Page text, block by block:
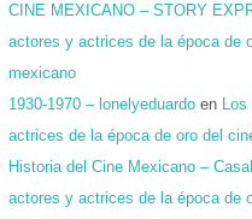
CINE MEXICANO – STORY
actores y actrices de la época de
mexicano
1930-1970 – lonelyeduardo en
actrices de la época de oro del
Historia del Cine Mexicano –
actores y actrices de la época de